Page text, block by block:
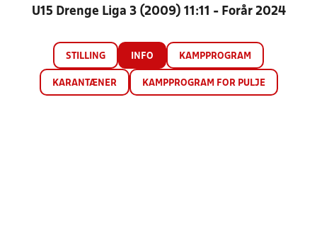
U15 Drenge Liga 3 (2009) 11:11 - Forår 2024
STILLING INFO KAMPPROGRAM
KARANTÆNER KAMPPROGRAM FOR PULJE